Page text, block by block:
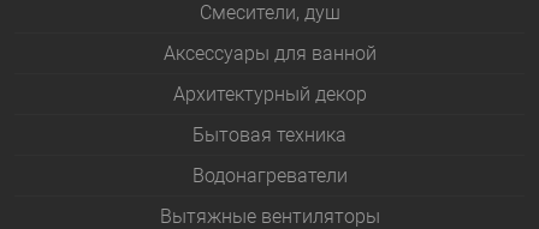
Смесители, душ
Аксессуары для ванной
Архитектурный декор
Бытовая техника
Водонагреватели
Вытяжные вентиляторы